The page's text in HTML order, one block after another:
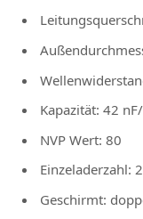
Kapazität: 42
NVP Wert: 80
Einzeladerzahl:
Geschirmt: